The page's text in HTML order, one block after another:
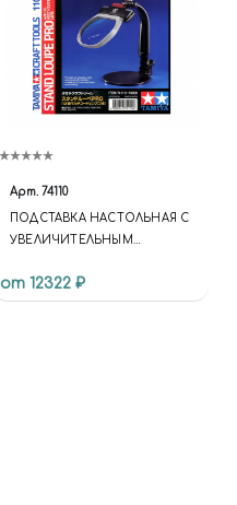
Арт. 74110
ПОДСТАВКА НАСТОЛЬНАЯ С
УВЕЛИЧИТЕЛЬНЫМ
МОДЕЛИРОВАНИЯ.
от 12322 ₽